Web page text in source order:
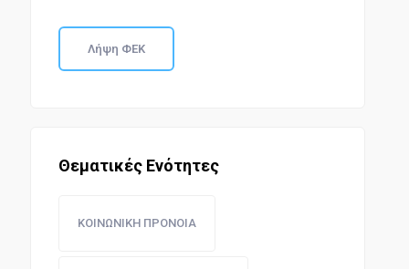
Λήψη ΦΕΚ
Θεματικές Ενότητες
ΚΟΙΝΩΝΙΚΗ ΠΡΟΝΟΙΑ